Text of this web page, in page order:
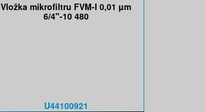
Vložka mikrofiltru FVM-I 0,01 µm
6/4"-10 480
U44100921